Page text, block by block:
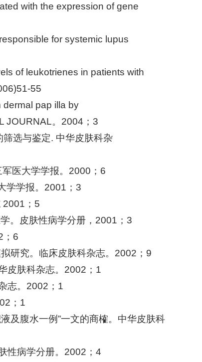
with the expression of gene
for systemic lupus
of leukotrienes in patients with
55
pap illa by
JOURNAL。2004；3
选与鉴定. 中华皮肤科杂
医大学学报。2000；6
学学报。2001；3
2001；5
。皮肤性病学分册，2001；3
；6
研究。临床皮肤科杂志。2002；9
皮肤科杂志。2002；1
志。2002；1
；1
及腹水一例”一文的商榷。中华皮肤科
性病学分册。2002；4